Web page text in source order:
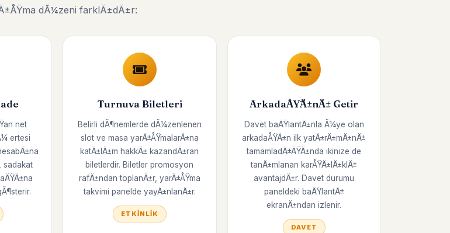
dÃ¼zeni farklÄ±dÄ±r:
net
ertesi
sadakat
Turnuva Biletleri
Belirli dÃ¶nemlerde dÃ¼zenlenen
slot ve masa yarÄ±ÅŸmalarÄ±na
katÄ±lÄ±m hakkÄ± kazandÄ±ran
biletlerdir. Biletler promosyon
rafÄ±ndan toplanÄ±r, yarÄ±ÅŸma
takvimi panelde yayÄ±nlanÄ±r.
ETKINLIK
ArkadaÅŸÄ±nÄ± Getir
Davet baÄŸlantÄ±nla Ã¼ye olan
arkadaÅŸÄ±n ilk yatÄ±rÄ±mÄ±nÄ±
tamamladÄ±ÄŸÄ±nda ikinize de
tanÄ±mlanan karÅŸÄ±lÄ±klÄ±
avantajdÄ±r. Davet durumu
paneldeki baÄŸlantÄ±
ekranÄ±ndan izlenir.
DAVET